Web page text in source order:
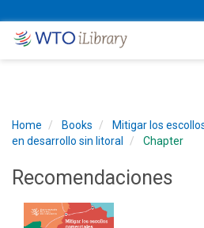
Home Books
Mitigar los
en desarrollo sin litoral
Chapter
Recomendaciones